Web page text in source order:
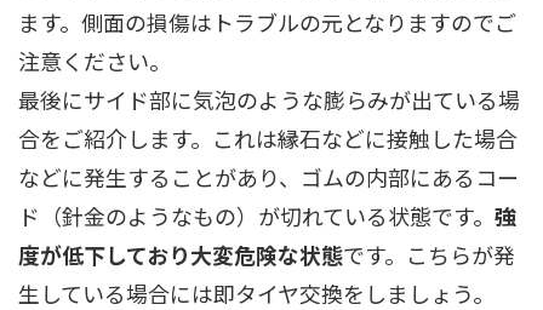
ます。側面の損傷はトラブルの元となりますのでご
注意ください。
最後にサイド部に気泡のような膨らみが出ている場
合をご紹介します。これは縁石などに接触した場合
などに発生することがあり、ゴムの内部にあるコー
ド（針金のようなもの）が切れている状態です。 強
度が低下しており大変危険な状態です。こちらが発
生している場合には即タイヤ交換をしましょう。